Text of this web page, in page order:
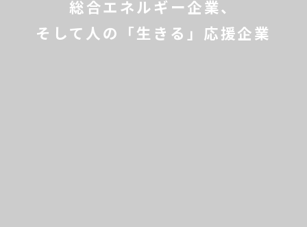
総合エネルギー企業、
そして人の「生きる」応援企業